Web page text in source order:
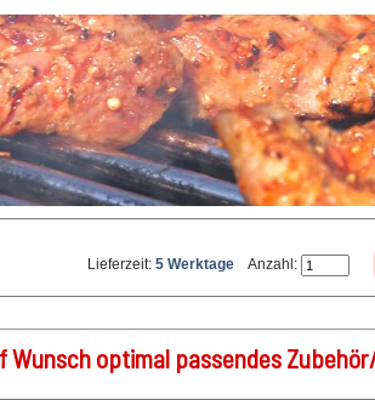
Lieferzeit: 5 Werktage Anzahl:
Wunsch optimal passendes